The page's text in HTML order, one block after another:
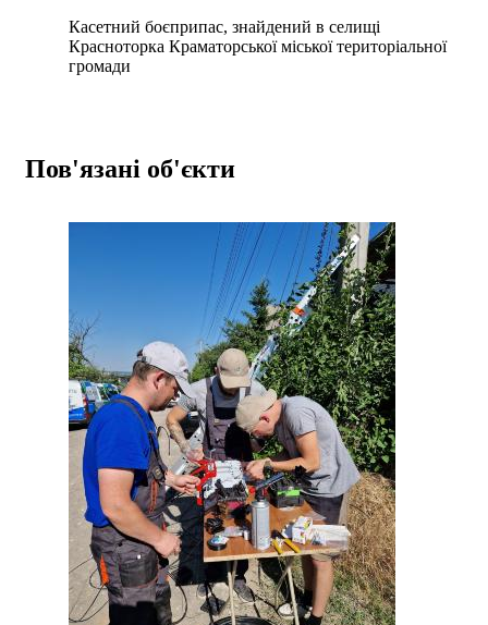
Касетний боєприпас, знайдений в селищі
Красноторка Краматорської міської територіальної
громади
Пов'язані об'єкти